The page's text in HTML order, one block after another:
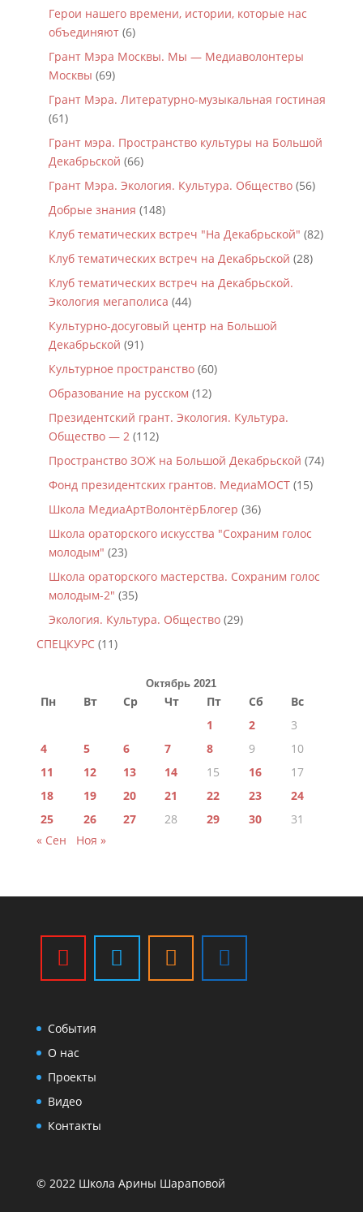
Герои нашего времени, истории, которые нас
объединяют(6)
Грант Мэра Москвы. Мы — Медиаволонтеры
Москвы (69)
Грант Мэра. Литературно-музыкальная гостиная
(61)
Грант мэра. Пространство культуры на Большой
Декабрьской (66)
Грант Мэра. Экология. Культура. Общество(56)
Добрые знания (148)
Клуб тематических встреч "На Декабрьской" (82)
Клуб тематических встреч на Декабрьской (28)
Клуб тематических встреч на Декабрьской.
Экология мегаполиса (44)
Культурно-досуговый центр на Большой
Декабрьской (91)
Культурное пространство(60)
Образование на русском (12)
Президентский грант. Экология. Культура.
Общество — 2(112)
Пространство ЗОЖ на Большой Декабрьской (74)
Фонд президентских грантов. МедиаМОСТ(15)
Школа МедиаАртВолонтёрБлогер (36)
Школа ораторского искусства "Сохраним голос
молодым" (23)
Школа ораторского мастерства. Сохраним голос
молодым-2" (35)
Экология. Культура. Общество(29)
СПЕЦКУРС(11)
Октябрь 2021
Пн Вт Ср Чт Пт Сб
Вс
1
2
3
4
5 6 7 8 9
10
11
12 13 14 15 16
17
18
19 20 21 22 23
24
25
26 27 28 29 30
31
« Сен
Ноя »
События
О нас
Проекты
Видео
Контакты
© 2022 Школа Арины Шараповой